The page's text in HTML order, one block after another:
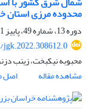
محدوده مرزی استان
دوره 13، شماره 49، پاییز 1401، صفحه
jgk.2022.308612.0
محبوبه نیکبخت، زینب
مشاهده مقاله
اصل